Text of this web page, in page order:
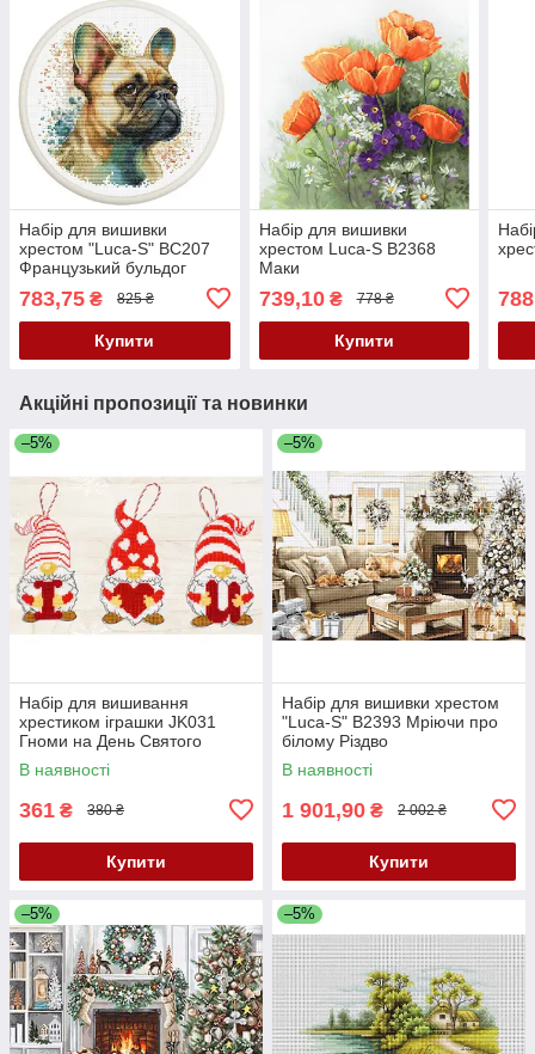
Набір для вишивки
хрестом "Luca-S" BC207
Французький бульдог
783,75 ₴ 825 ₴
Купити
Набір для вишивки
хрестом Luca-S B2368
Маки
739,10₴ 778 ₴
Купити
Акційні пропозиції та новинки
–5%
Набір для вишивання
хрестиком іграшки JK031
Гноми на День Святого
Валентина
В наявності
361 ₴ 380 ₴
Купити
–5%
Набір для вишивки хрестом
"Luca-S" B2393 Мріючи про
білому Різдво
В наявності
1 901,90 ₴ 2 002 ₴
Купити
–5% –5%